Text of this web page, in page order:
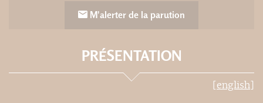
M'alerter de la parution
PRÉSENTATION
[english]